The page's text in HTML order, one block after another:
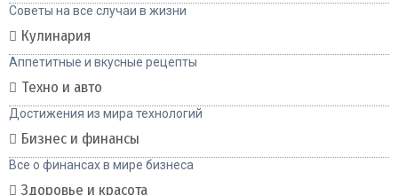
Советы на все случаи в жизни
Кулинария
Аппетитные и вкусные рецепты
Техно и авто
Достижения из мира технологий
Бизнес и финансы
Все о финансах в мире бизнеса
Здоровье и красота